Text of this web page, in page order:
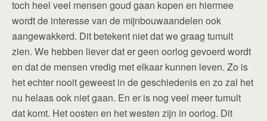
toch heel veel mensen goud gaan kopen en hiermee
wordt de interesse van de mijnbouwaandelen ook
aangewakkerd. Dit betekent niet dat we graag tumult
zien. We hebben liever dat er geen oorlog gevoerd wordt
en dat de mensen vredig met elkaar kunnen leven. Zo is
het echter nooit geweest in de geschiedenis en zo zal het
nu helaas ook niet gaan. En er is nog veel meer tumult
dat komt. Het oosten en het westen zijn in oorlog. Dit